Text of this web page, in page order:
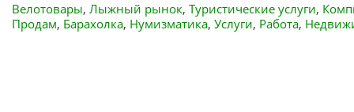
Велотовары, Лыжный рынок, Туристические услуги,
Продам, Барахолка, Нумизматика, Услуги, Работа,